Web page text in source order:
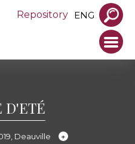
Repository ENG
D'ETÉ
Deauville